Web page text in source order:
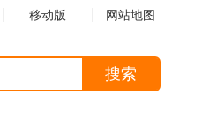
移动版 网站地图
搜索